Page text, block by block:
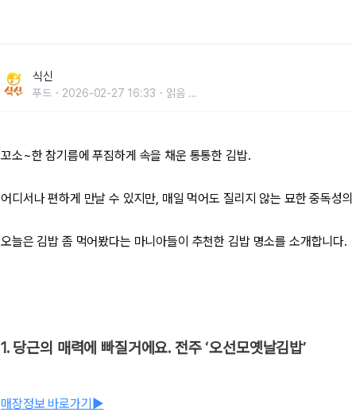
식신
푸드 2026-02-27 16:33 읽음 ...
꼬소~한 참기름에 푸짐하게 속을 채운 통통한 김밥.
어디서나 편하게 만날 수 있지만, 매일 먹어도 질리지 않는 묘한 중독성
오늘은 김밥 좀 먹어봤다는 마니아들이 추천한 김밥 명소를 소개합니다.
1. 당근의 매력에 빠질거에요. 전주 ‘오선모옛날김밥’
매장정보 바로가기▶